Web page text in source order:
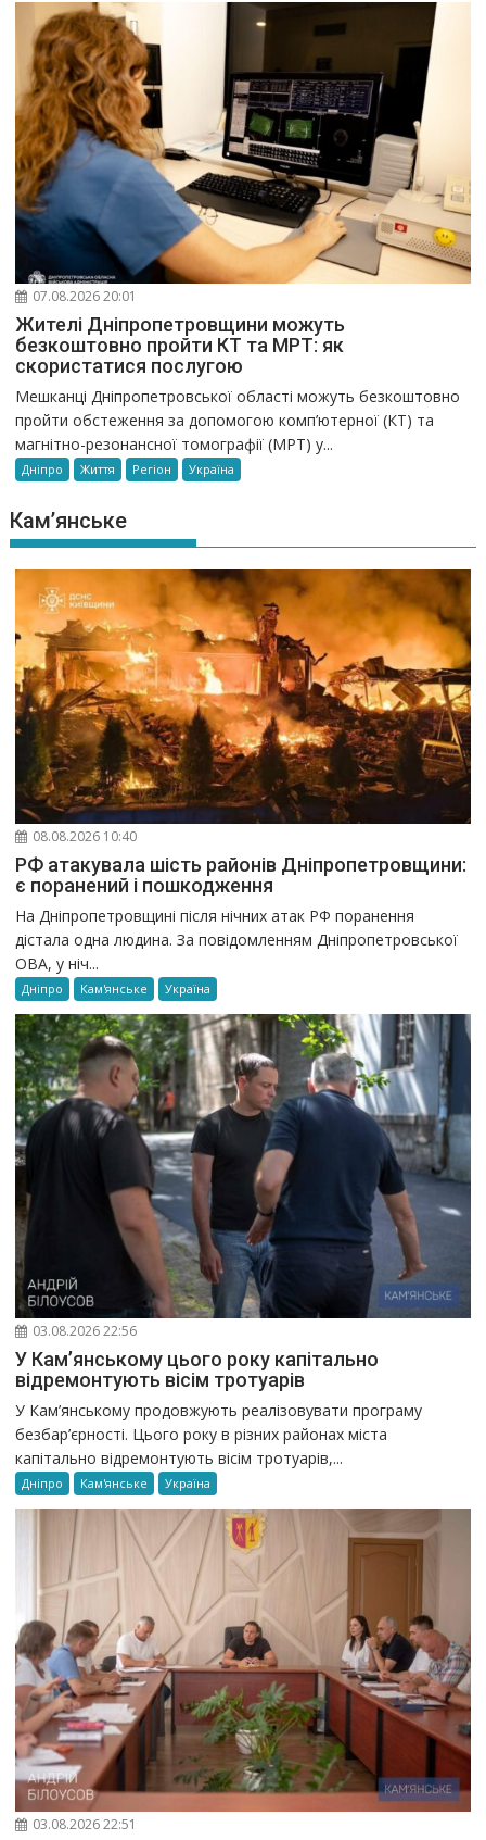
07.08.2026 20:01
Жителі Дніпропетровщини можуть
безкоштовно пройти КТ та МРТ: як
скористатися послугою
Мешканці Дніпропетровської області можуть безкоштовно
пройти обстеження за допомогою комп’ютерної (КТ) та
магнітно-резонансної томографії (МРТ) у...
Дніпро Життя Регіон Україна
Кам’янське
08.08.2026 10:40
РФ атакувала шість районів Дніпропетровщини:
є поранений і пошкодження
На Дніпропетровщині після нічних атак РФ поранення
дістала одна людина. За повідомленням Дніпропетровської
ОВА, у ніч...
Дніпро Кам'янське Україна
03.08.2026 22:56
У Кам’янському цього року капітально
відремонтують вісім тротуарів
У Кам’янському продовжують реалізовувати програму
безбар’єрності. Цього року в різних районах міста
капітально відремонтують вісім тротуарів,...
Дніпро Кам'янське Україна
03.08.2026 22:51